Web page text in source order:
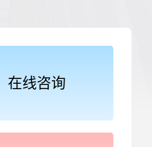
在线咨询